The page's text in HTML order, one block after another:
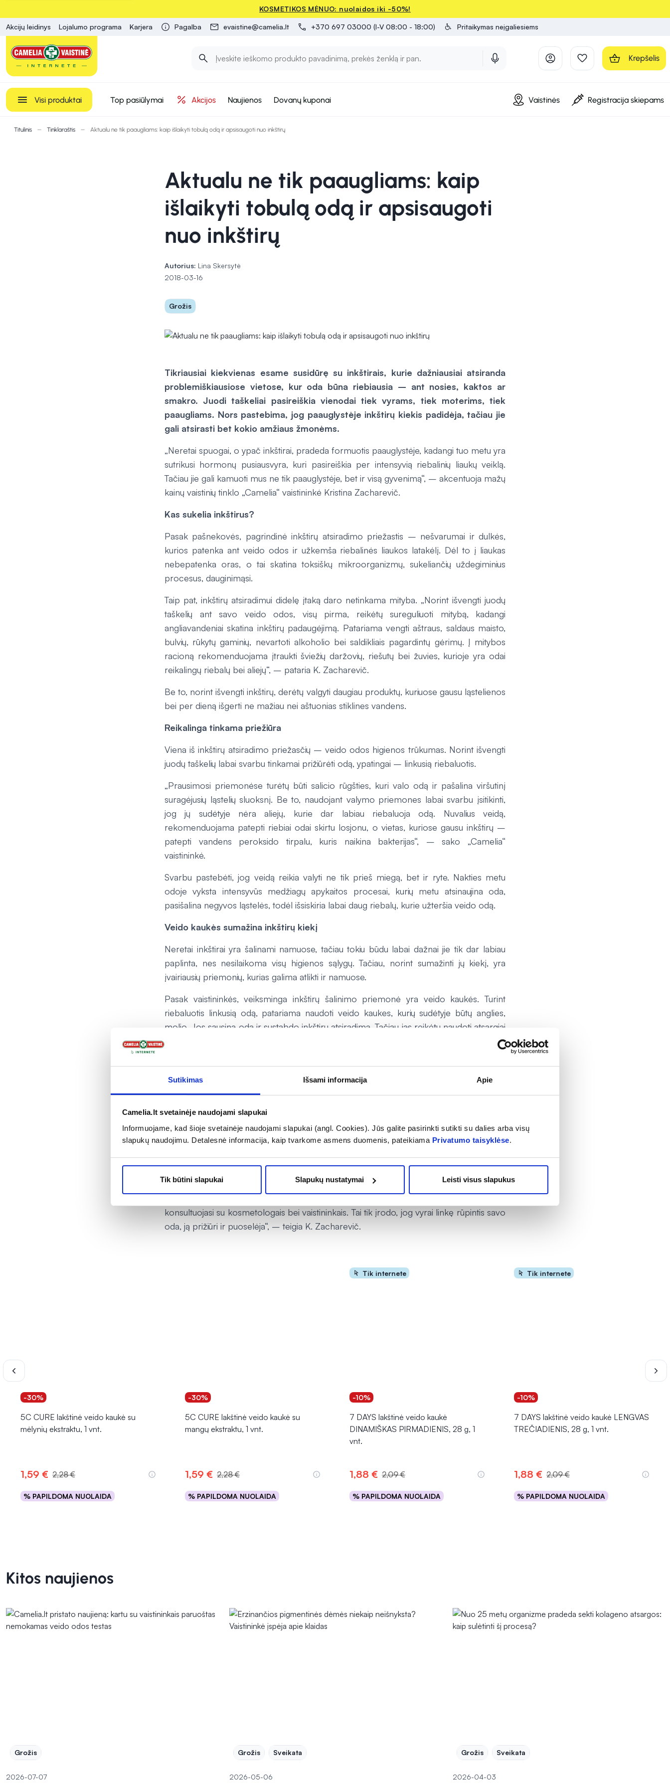
Sutikimas Išsami informacija Apie
Camelia.lt svetainėje naudojami slapukai
Informuojame, kad šioje svetainėje naudojami slapukai (angl. Cookies). Jūs galite pasirinkti sutikti su dalies arba visų
slapukų naudojimu. Detalesnė informacija, kaip tvarkome asmens duomenis, pateikiama Privatumo taisyklėse.
Tik būtini slapukai Slapukų nustatymai Leisti visus slapukus
KOSMETIKOS MĖNUO: nuolaidos iki -50%!
Akcijų leidinys Lojalumo programa Karjera Pagalba evaistine@camelia.lt +370 697 03000 (I-V 08:00 - 18:00) Pritaikymas neįgaliesiems
Krepšelis
Visi produktai Top pasiūlymai Akcijos Naujienos Dovanų kuponai Vaistinės Registracija skiepams
Titulinis Tinklaraštis Aktualu ne tik paaugliams: kaip išlaikyti tobulą odą ir apsisaugoti nuo inkštirų
Aktualu ne tik paaugliams: kaip
išlaikyti tobulą odą ir apsisaugoti
nuo inkštirų
Autorius: Lina Skersytė
2018-03-16
Grožis
Tikriausiai kiekvienas esame susidūrę su inkštirais, kurie dažniausiai atsiranda
problemiškiausiose vietose, kur oda būna riebiausia – ant nosies, kaktos ar
smakro. Juodi taškeliai pasireiškia vienodai tiek vyrams, tiek moterims, tiek
paaugliams. Nors pastebima, jog paauglystėje inkštirų kiekis padidėja, tačiau jie
gali atsirasti bet kokio amžiaus žmonėms.
„Neretai spuogai, o ypač inkštirai, pradeda formuotis paauglystėje, kadangi tuo metu yra
sutrikusi hormonų pusiausvyra, kuri pasireiškia per intensyvią riebalinių liaukų veiklą.
Tačiau jie gali kamuoti mus ne tik paauglystėje, bet ir visą gyvenimą“, – akcentuoja mažų
kainų vaistinių tinklo „Camelia“ vaistininkė Kristina Zacharevič.
Kas sukelia inkštirus?
Pasak pašnekovės, pagrindinė inkštirų atsiradimo priežastis – nešvarumai ir dulkės,
kurios patenka ant veido odos ir užkemša riebalinės liaukos latakėlį. Dėl to į liaukas
nebepatenka oras, o tai skatina toksiškų mikroorganizmų, sukeliančių uždegiminius
procesus, dauginimąsi.
Taip pat, inkštirų atsiradimui didelę įtaką daro netinkama mityba. „Norint išvengti juodų
taškelių ant savo veido odos, visų pirma, reikėtų sureguliuoti mitybą, kadangi
angliavandeniai skatina inkštirų padaugėjimą. Patariama vengti aštraus, saldaus maisto,
bulvių, rūkytų gaminių, nevartoti alkoholio bei saldikliais pagardintų gėrimų. Į mitybos
racioną rekomenduojama įtraukti šviežių daržovių, riešutų bei žuvies, kurioje yra odai
reikalingų riebalų bei aliejų“, – pataria K. Zacharevič.
Be to, norint išvengti inkštirų, derėtų valgyti daugiau produktų, kuriuose gausu ląstelienos
bei per dieną išgerti ne mažiau nei aštuonias stiklines vandens.
Reikalinga tinkama priežiūra
Viena iš inkštirų atsiradimo priežasčių – veido odos higienos trūkumas. Norint išvengti
juodų taškelių labai svarbu tinkamai prižiūrėti odą, ypatingai – linkusią riebaluotis.
„Prausimosi priemonėse turėtų būti salicio rūgšties, kuri valo odą ir pašalina viršutinį
suragėjusių ląstelių sluoksnį. Be to, naudojant valymo priemones labai svarbu įsitikinti,
jog jų sudėtyje nėra aliejų, kurie dar labiau riebaluoja odą. Nuvalius veidą,
rekomenduojama patepti riebiai odai skirtu losjonu, o vietas, kuriose gausu inkštirų –
patepti vandens peroksido tirpalu, kuris naikina bakterijas“, – sako „Camelia“
vaistininkė.
Svarbu pastebėti, jog veidą reikia valyti ne tik prieš miegą, bet ir ryte. Nakties metu
odoje vyksta intensyvūs medžiagų apykaitos procesai, kurių metu atsinaujina oda,
pasišalina negyvos ląstelės, todėl išsiskiria labai daug riebalų, kurie užteršia veido odą.
Veido kaukės sumažina inkštirų kiekį
Neretai inkštirai yra šalinami namuose, tačiau tokiu būdu labai dažnai jie tik dar labiau
paplinta, nes nesilaikoma visų higienos sąlygų. Tačiau, norint sumažinti jų kiekį, yra
įvairiausių priemonių, kurias galima atlikti ir namuose.
Pasak vaistininkės, veiksminga inkštirų šalinimo priemonė yra veido kaukės. Turint
riebaluotis linkusią odą, patariama naudoti veido kaukes, kurių sudėtyje būtų anglies,
molio. Jos sausina odą ir sustabdo inkštirų atsiradimą. Tačiau jas reikėtų naudoti atsargiai
ir nuolat stebėti ar veido oda nuo kaukės per daug nedžiūna ir nepraranda daug
„Svarbu pastebėti, jog prieš darantis kaukę, reikėtų veidą pagarinti. Tokiu būdu bus
Vyrai rūpinasi veido oda
„Pastebime, jog vyrai labai rūpinasi savo veido oda. Atėjus pavasariui dažnas vyras
konsultuojasi su kosmetologais bei vaistininkais. Tai tik įrodo, jog vyrai linkę rūpintis savo
oda, ją prižiūri ir puoselėja“, – teigia K. Zacharevič.
-30%
5C CURE lakštinė veido kaukė su
mėlynių ekstraktu, 1 vnt.
1,59 € 2,28 €
% PAPILDOMA NUOLAIDA
Į krepšelį
-30%
5C CURE lakštinė veido kaukė su
mangų ekstraktu, 1 vnt.
1,59 € 2,28 €
% PAPILDOMA NUOLAIDA
Į krepšelį
Tik internete
-10%
7 DAYS lakštinė veido kaukė
DINAMIŠKAS PIRMADIENIS, 28 g, 1
vnt.
1,88 € 2,09 €
% PAPILDOMA NUOLAIDA
Į krepšelį
Tik internete
-10%
7 DAYS lakštinė veido kaukė LENGVAS
TREČIADIENIS, 28 g, 1 vnt.
1,88 € 2,09 €
% PAPILDOMA NUOLAIDA
Į krepšelį
Kitos naujienos
Grožis
2026-07-07
Grožis Sveikata
2026-05-06
Grožis Sveikata
2026-04-03